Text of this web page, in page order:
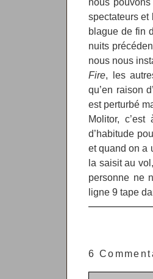
spectateurs et
blague de fin
nuits
nous nous
Fire, les
qu’en raison
est perturbé
Molitor,
d’habitude
et quand on a
la saisit au
personne ne
ligne 9 tape
6